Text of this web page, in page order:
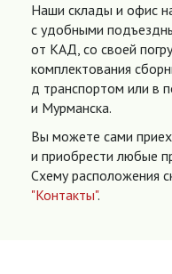
Наши склады и офис
с удобными
от КАД, со своей
комплектования
д транспортом или в
и Мурманска.
Вы можете сами
и приобрести любые
Схему расположения
"Контакты".